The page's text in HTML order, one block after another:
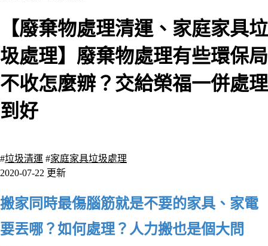
【廢棄物處理清運、家庭家具垃
圾處理】廢棄物處理有些環保局
不收怎麼辧？交給榮福一併處理
到好
#垃圾清運 #家庭家具垃圾處理
2020-07-22 更新
搬家同時最傷腦筋就是不要的家具、家電
要丟哪？如何處理？人力搬也是個大問